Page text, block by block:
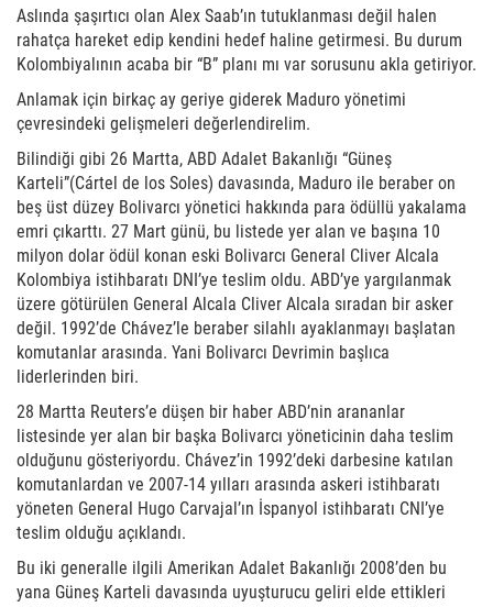
Aslında şaşırtıcı olan Alex Saab’ın tutuklanması değil halen
rahatça hareket edip kendini hedef haline getirmesi. Bu durum
Kolombiyalının acaba bir “B” planı mı var sorusunu akla getiriyor.
Anlamak için birkaç ay geriye giderek Maduro yönetimi
çevresindeki gelişmeleri değerlendirelim.
Bilindiği gibi 26 Martta, ABD Adalet Bakanlığı “Güneş
Karteli”(Cártel de los Soles) davasında, Maduro ile beraber on
beş üst düzey Bolivarcı yönetici hakkında para ödüllü yakalama
emri çıkarttı. 27 Mart günü, bu listede yer alan ve başına 10
milyon dolar ödül konan eski Bolivarcı General Cliver Alcala
Kolombiya istihbaratı DNI’ye teslim oldu. ABD’ye yargılanmak
üzere götürülen General Alcala Cliver Alcala sıradan bir asker
değil. 1992’de Chávez’le beraber silahlı ayaklanmayı başlatan
komutanlar arasında. Yani Bolivarcı Devrimin başlıca
liderlerinden biri.
28 Martta Reuters’e düşen bir haber ABD’nin arananlar
listesinde yer alan bir başka Bolivarcı yöneticinin daha teslim
olduğunu gösteriyordu. Chávez’in 1992’deki darbesine katılan
komutanlardan ve 2007-14 yılları arasında askeri istihbaratı
yöneten General Hugo Carvajal’ın İspanyol istihbaratı CNI’ye
teslim olduğu açıklandı.
Bu iki generalle ilgili Amerikan Adalet Bakanlığı 2008’den bu
yana Güneş Karteli davasında uyuşturucu geliri elde ettikleri